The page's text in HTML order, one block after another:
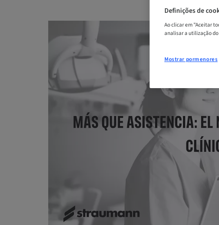
Definições de
Ao clicar em "Aceitar
analisar a utilização
Mostrar pormenores